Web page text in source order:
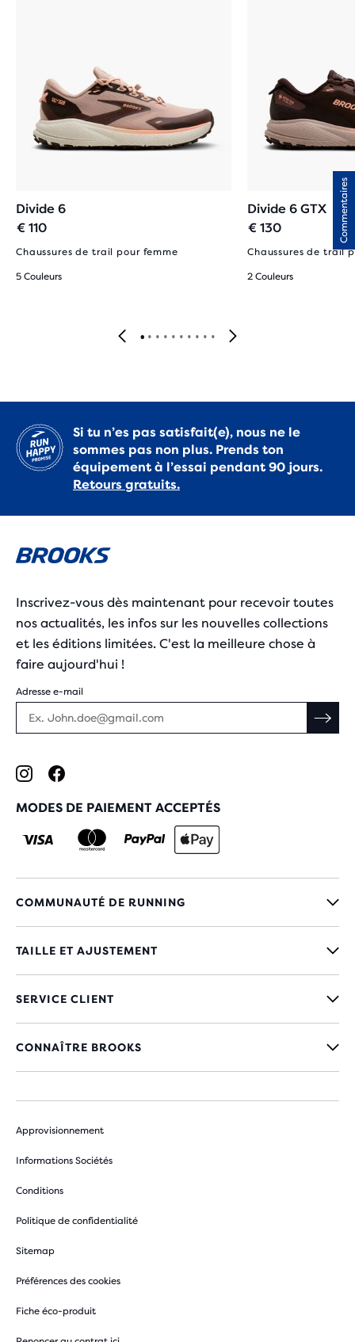
Divide 6
€ 110
Chaussures de trail pour femme
5 Couleurs
Divide 6 GTX
€ 130
Chaussures de trail
2 Couleurs
Si tu n’es pas satisfait(e), nous ne le
sommes pas non plus. Prends ton
équipement à l’essai pendant 90 jours.
Retours gratuits.
Inscrivez-vous dès maintenant pour recevoir toutes
nos actualités, les infos sur les nouvelles collections
et les éditions limitées. C'est la meilleure chose à
faire aujourd'hui !
Adresse e-mail
MODES DE PAIEMENT ACCEPTÉS
COMMUNAUTÉ DE RUNNING
TAILLE ET AJUSTEMENT
SERVICE CLIENT
CONNAÎTRE BROOKS
Approvisionnement
Informations Sociétés
Conditions
Politique de confidentialité
Sitemap
Préférences des cookies
Fiche éco-produit
Commentaires